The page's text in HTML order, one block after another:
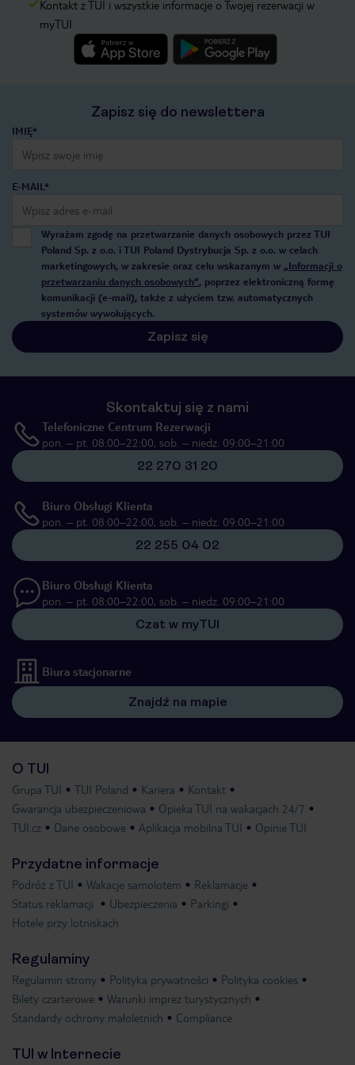
Kontakt z TUI i wszystkie informacje o Twojej rezerwacji w
myTUI
Zapisz się do newslettera
IMIĘ*
E-MAIL*
Wyrażam zgodę na przetwarzanie danych osobowych przez TUI
Poland Sp. z o.o. i TUI Poland Dystrybucja Sp. z o.o. w celach
marketingowych, w zakresie oraz celu wskazanym w „Informacji o
przetwarzaniu danych osobowych”, poprzez elektroniczną formę
komunikacji (e-mail), także z użyciem tzw. automatycznych
systemów wywołujących.
Zapisz się
Skontaktuj się z nami
Telefoniczne Centrum Rezerwacji
pon. – pt. 08:00–22:00, sob. – niedz. 09:00–21:00
22 270 31 20
Biuro Obsługi Klienta
pon. – pt. 08:00–22:00, sob. – niedz. 09:00–21:00
22 255 04 02
Biuro Obsługi Klienta
pon. – pt. 08:00–22:00, sob. – niedz. 09:00–21:00
Czat w myTUI
Biura stacjonarne
Znajdź na mapie
O TUI
Grupa TUI TUI Poland Kariera
Kontakt
Gwarancja ubezpieczeniowa
Opieka TUI na wakacjach 24/7
TUI.cz
Dane osobowe Aplikacja mobilna TUI Opinie TUI
Przydatne informacje
Podróż z TUI Wakacje samolotem
Reklamacje
Status reklamacji
Ubezpieczenia
Parkingi
Hotele przy lotniskach
Regulaminy
Regulamin strony Polityka prywatności
Polityka cookies
Bilety czarterowe
Warunki imprez turystycznych
Standardy ochrony małoletnich
Compliance
TUI w Internecie